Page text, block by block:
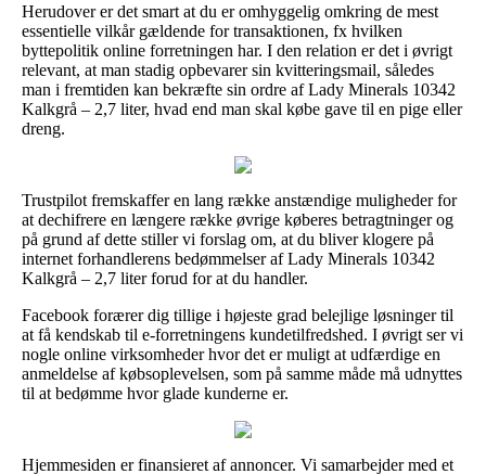
Herudover er det smart at du er omhyggelig omkring de mest
essentielle vilkår gældende for transaktionen, fx hvilken
byttepolitik online forretningen har. I den relation er det i øvrigt
relevant, at man stadig opbevarer sin kvitteringsmail, således
man i fremtiden kan bekræfte sin ordre af Lady Minerals 10342
Kalkgrå – 2,7 liter, hvad end man skal købe gave til en pige eller
dreng.
Trustpilot fremskaffer en lang række anstændige muligheder for
at dechifrere en længere række øvrige køberes betragtninger og
på grund af dette stiller vi forslag om, at du bliver klogere på
internet forhandlerens bedømmelser af Lady Minerals 10342
Kalkgrå – 2,7 liter forud for at du handler.
Facebook forærer dig tillige i højeste grad belejlige løsninger til
at få kendskab til e-forretningens kundetilfredshed. I øvrigt ser vi
nogle online virksomheder hvor det er muligt at udfærdige en
anmeldelse af købsoplevelsen, som på samme måde må udnyttes
til at bedømme hvor glade kunderne er.
Hjemmesiden er finansieret af annoncer. Vi samarbejder med et